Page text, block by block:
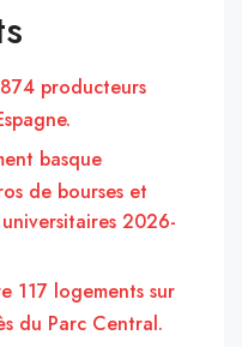
producteurs
basque
de bourses et
2026-
117 logements sur
du Parc Central.